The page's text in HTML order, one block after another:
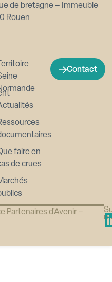
de bretagne – Immeuble
Rouen
Territoire
faire en
de crues
Contact
Partenaires d’Avenir –